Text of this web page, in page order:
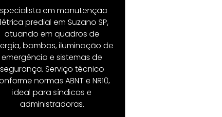
em manutenção
predial em Suzano SP,
atuando em quadros de
bombas, iluminação de
emergência e sistemas de
segurança. Serviço técnico
normas ABNT e NR10,
ideal para síndicos e
administradoras.